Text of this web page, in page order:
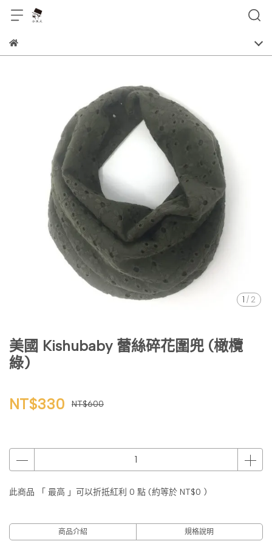
1 / 2
美國 Kishubaby 蕾絲碎花圍兜 (橄欖
綠)
NT$330 NT$600
此商品 「 最高 」可以折抵紅利 0 點 (約等於 NT$0 )
商品介紹 規格說明